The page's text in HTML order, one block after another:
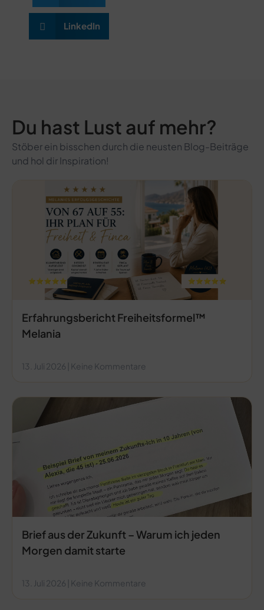
LinkedIn
Du hast Lust auf mehr?
Stöber ein bisschen durch die neusten Blog-Beiträge
und hol dir Inspiration!
Erfahrungsbericht Freiheitsformel™
Melania
13. Juli 2026 Keine Kommentare
Brief aus der Zukunft – Warum ich jeden
Morgen damit starte
13. Juli 2026 Keine Kommentare